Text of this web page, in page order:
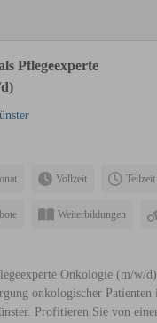
Pflegeexperte
Vollzeit Teilzeit
Weiterbildungen
Onkologie (m/w/
onkologischer Patienten
Profitieren Sie von